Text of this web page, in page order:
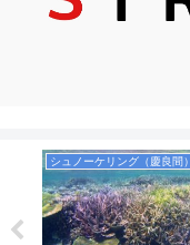
シュノーケリング（慶良間）